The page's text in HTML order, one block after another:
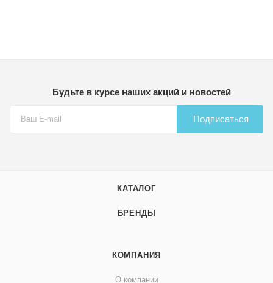
Будьте в курсе наших акций и новостей
Подписаться
КАТАЛОГ
БРЕНДЫ
КОМПАНИЯ
О компании